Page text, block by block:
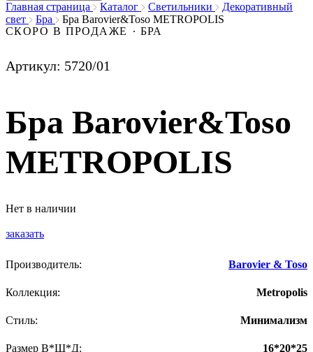
Главная страница Каталог Светильники
Декоративный
свет
Бра Бра Barovier&Toso METROPOLIS
СКОРО В ПРОДАЖЕ БРА
5720/01
Бра Barovier&Toso
METROPOLIS
Нет в наличии
заказать
Производитель: Barovier & Toso
Коллекция: Metropolis
Стиль: Минимализм
Размер В*Ш*Д: 16*20*25